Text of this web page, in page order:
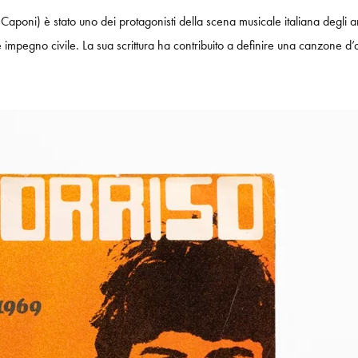
è stato uno dei protagonisti della scena musicale italiana degli
civile. La sua scrittura ha contribuito a definire una canzone